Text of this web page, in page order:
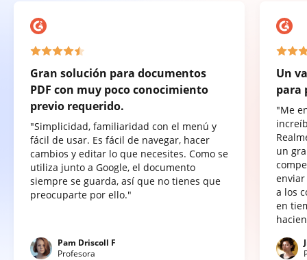
Gran solución para documentos
PDF con muy poco conocimiento
previo requerido.
"Simplicidad, familiaridad con el menú y
fácil de usar. Es fácil de navegar, hacer
cambios y editar lo que necesites. Como se
utiliza junto a Google, el documento
siempre se guarda, así que no tienes que
preocuparte por ello."
Pam Driscoll F
Profesora
Un
para
"Me
un
a los
en